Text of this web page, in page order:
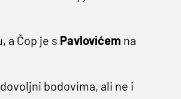
a Čop je s Pavlovićem na
bodovima, ali ne i